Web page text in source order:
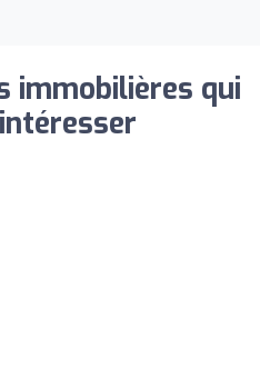
immobilières qui